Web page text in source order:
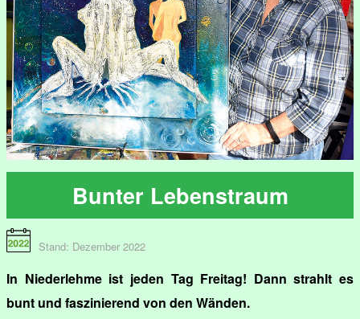
Bunter Lebenstraum
Stand: Dezember 2022
In Niederlehme ist jeden Tag Freitag! Dann strahlt es
bunt und faszinierend von den Wänden.